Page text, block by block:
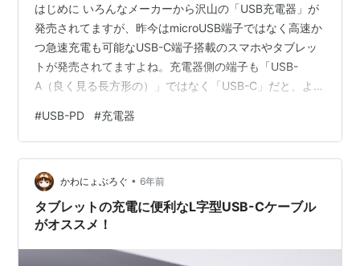
はじめに いろんなメーカーから沢山の「USB充電器」が
発売されてますが、昨今はmicroUSB端子ではなく高速か
つ急速充電も可能なUSB-C端子搭載のスマホやタブレッ
トが発売されてますよね。充電器側の端子も「USB-
A（良く見る長方形の）」ではなく「USB-C」だと、より
ーが『USB Power Delivery（USB-PD）』に対応してる
と安定して急速充電が出来ます。特にNintendo Switch
や、USB-C搭載のAndroidスマホ・タブレット／
iPhone・iPadの多くは、ACアダプターも流用可能です
が、より小型のものを用意出来…
#USB-PD #充電器
かわにょぶろぐ • 6年前
タブレットの充電に便利なL字型USB-Cケーブル
がオススメ！